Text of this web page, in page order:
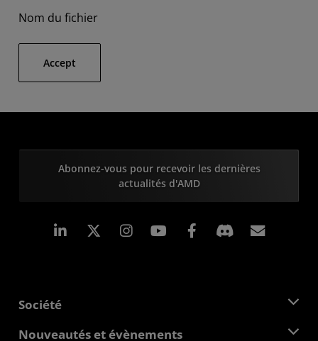
Nom du fichier
Accept
Abonnez-vous pour recevoir les dernières
actualités d'AMD
LinkedIn Instagram Facebook
Société
À propos d'AMD
Nouveautés et évènements